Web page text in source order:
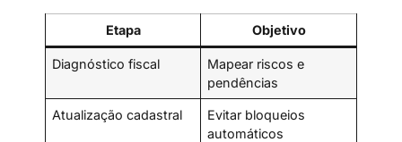
Etapa Objetivo
Diagnóstico fiscal
Mapear riscos e
pendências
Atualização cadastral
Evitar bloqueios
automáticos